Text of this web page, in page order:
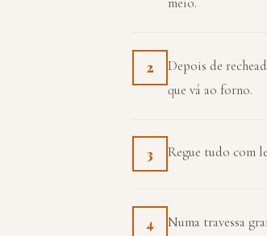
2
Depois de
que vá ao forno.
3 Regue tudo com
4
Numa travessa